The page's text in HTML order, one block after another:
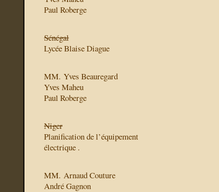
Paul Roberge
Sénégal
Lycée Blaise Diague
MM. Yves Beauregard
Yves Maheu
Paul Roberge
Niger
Planification de l’équipement
électrique .
MM. Arnaud Couture
André Gagnon